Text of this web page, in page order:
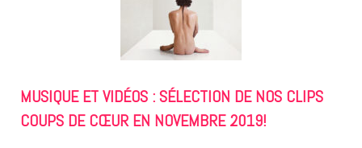
MUSIQUE ET VIDÉOS : SÉLECTION DE NOS CLIPS
COUPS DE CŒUR EN NOVEMBRE 2019!